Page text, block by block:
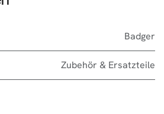
Badger
Zubehör & Ersatzteile